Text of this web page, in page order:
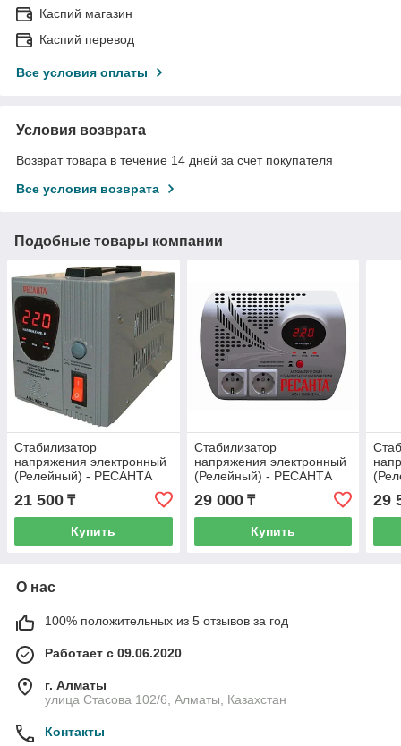
Каспий магазин
Каспий перевод
Все условия оплаты
Условия возврата
Возврат товара в течение 14 дней за счет покупателя
Все условия возврата
Подобные товары компании
Стабилизатор
напряжения электронный
(Релейный) - РЕСАНТА
ACH-1000/1-Ц-1 кВт
21 500 ₸
Купить
Стабилизатор
напряжения электронный
(Релейный) - РЕСАНТА
ACH-1000Н2/1-Ц - 1 кВт-
Настенный
29 000₸
Купить
29
О нас
100% положительных из 5 отзывов за год
Работает с 09.06.2020
г. Алматы
улица Стасова 102/6, Алматы, Казахстан
Контакты